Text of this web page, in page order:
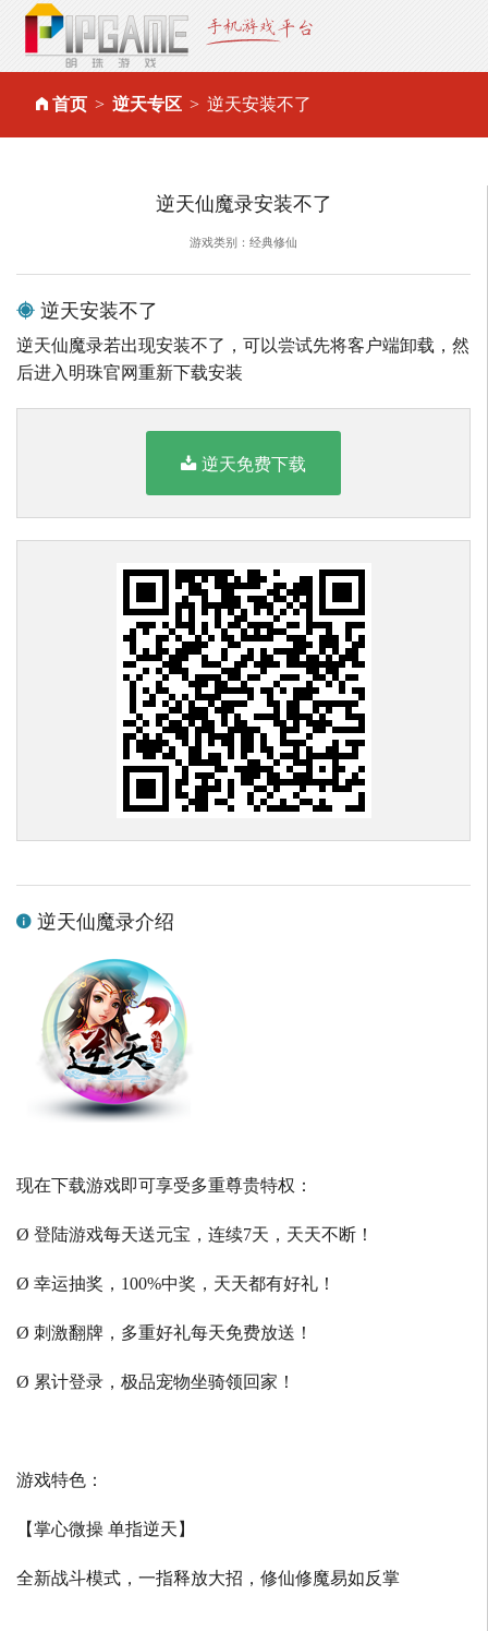
首页 逆天专区 逆天安装不了
逆天仙魔录安装不了
游戏类别：经典修仙
逆天安装不了
逆天仙魔录若出现安装不了，可以尝试先将客户端卸载，然
后进入明珠官网重新下载安装
逆天免费下载
逆天仙魔录介绍
现在下载游戏即可享受多重尊贵特权：
Ø 登陆游戏每天送元宝，连续7天，天天不断！
Ø 幸运抽奖，100%中奖，天天都有好礼！
Ø 刺激翻牌，多重好礼每天免费放送！
Ø 累计登录，极品宠物坐骑领回家！
游戏特色：
【掌心微操 单指逆天】
全新战斗模式，一指释放大招，修仙修魔易如反掌